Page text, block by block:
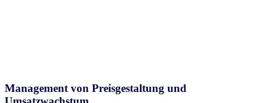
Management von Preisgestaltung und